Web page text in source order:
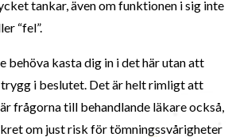
tankar, även om funktionen i sig inte
“fel”.
behöva kasta dig in i det här utan att
trygg i beslutet. Det är helt rimligt att
frågorna till behandlande läkare också,
om just risk för tömningssvårigheter